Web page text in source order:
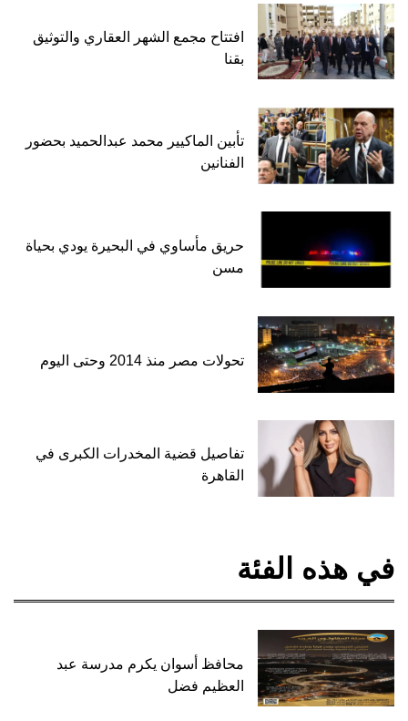
افتتاح مجمع الشهر العقاري والتوثيق
بقنا
تأبين الماكيير محمد عبدالحميد بحضور
الفنانين
حريق مأساوي في البحيرة يودي بحياة
مسن
تحولات مصر منذ 2014 وحتى اليوم
تفاصيل قضية المخدرات الكبرى في
القاهرة
في هذه الفئة
محافظ أسوان يكرم مدرسة عبد
العظيم فضل